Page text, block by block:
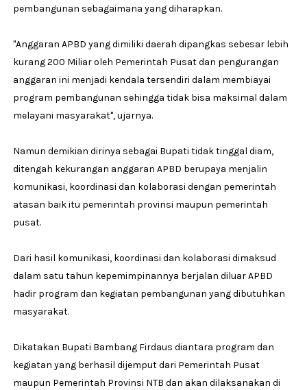
pembangunan sebagaimana yang diharapkan.
"Anggaran APBD yang dimiliki daerah dipangkas sebesar lebih
kurang 200 Miliar oleh Pemerintah Pusat dan pengurangan
anggaran ini menjadi kendala tersendiri dalam membiayai
program pembangunan sehingga tidak bisa maksimal dalam
melayani masyarakat", ujarnya.
Namun demikian dirinya sebagai Bupati tidak tinggal diam,
ditengah kekurangan anggaran APBD berupaya menjalin
komunikasi, koordinasi dan kolaborasi dengan pemerintah
atasan baik itu pemerintah provinsi maupun pemerintah
pusat.
Dari hasil komunikasi, koordinasi dan kolaborasi dimaksud
dalam satu tahun kepemimpinannya berjalan diluar APBD
hadir program dan kegiatan pembangunan yang dibutuhkan
masyarakat.
Dikatakan Bupati Bambang Firdaus diantara program dan
kegiatan yang berhasil dijemput dari Pemerintah Pusat
maupun Pemerintah Provinsi NTB dan akan dilaksanakan di